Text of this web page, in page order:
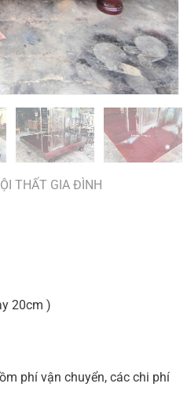
THẤT GIA ĐÌNH
20cm )
phí vận chuyển, các chi phí